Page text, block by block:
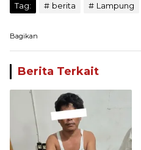
Tag: berita Lampung
Bagikan
Berita Terkait